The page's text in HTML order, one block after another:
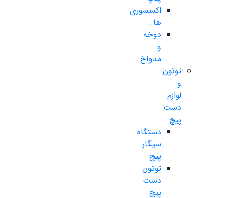
اکسسوری
ها..
دوخه
و
مدواخ
توتون
و
لوازم
دست
پیچ
دستگاه
سیگار
پیچ
توتون
دست
پیچ